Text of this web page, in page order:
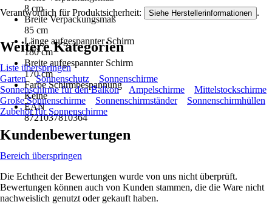
8 cm
Breite Verpackungsmaß
85 cm
Länge aufgespannter Schirm
180 cm
Breite aufgespannter Schirm
170 cm
Farbe Schirmbespannung
Keine
EAN
8721037810364
Verantwortlich für Produktsicherheit: Siehe Herstellerinformationen .
Weitere Kategorien
Liste überspringen
Garten
Sonnenschutz
Sonnenschirme
Sonnenschirme für den Balkon
Ampelschirme
Mittelstockschirme
Große Sonnenschirme
Sonnenschirmständer
Sonnenschirmhüllen
Zubehör für Sonnenschirme
Kundenbewertungen
Bereich überspringen
Die Echtheit der Bewertungen wurde von uns nicht überprüft.
Bewertungen können auch von Kunden stammen, die die Ware nicht
nachweislich genutzt oder gekauft haben.